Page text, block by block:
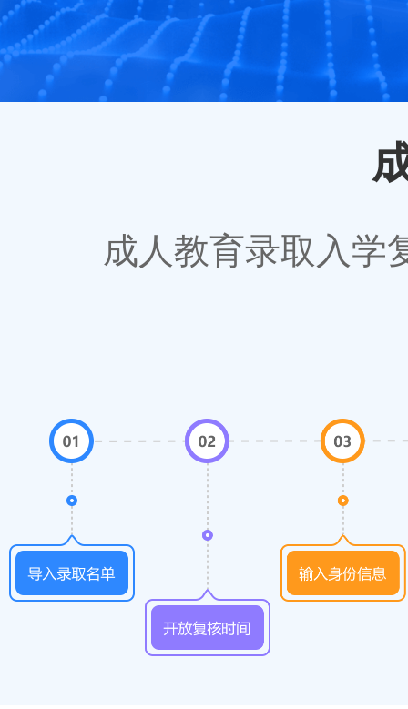
成人教育录取入学